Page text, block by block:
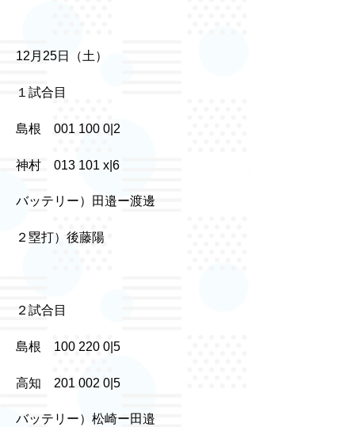
12月25日（土）
１試合目
島根 001 100 0|2
神村 013 101 x|6
バッテリー）田邉ー渡邊
２塁打）後藤陽
２試合目
島根 100 220 0|5
高知 201 002 0|5
バッテリー）松崎ー田邉